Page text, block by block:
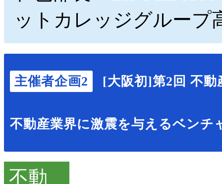
主催者企画2 [大阪初]第2回 不
不動産業界に激震を与えるベンチ